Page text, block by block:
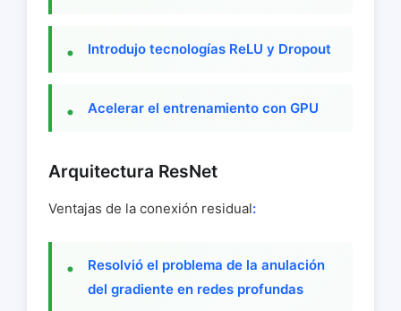
Introdujo tecnologías ReLU y Dropout
Acelerar el entrenamiento con GPU
Arquitectura ResNet
Ventajas de la conexión residual:
Resolvió el problema de la anulación
del gradiente en redes profundas